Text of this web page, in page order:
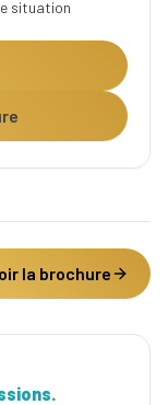
situation
la brochure